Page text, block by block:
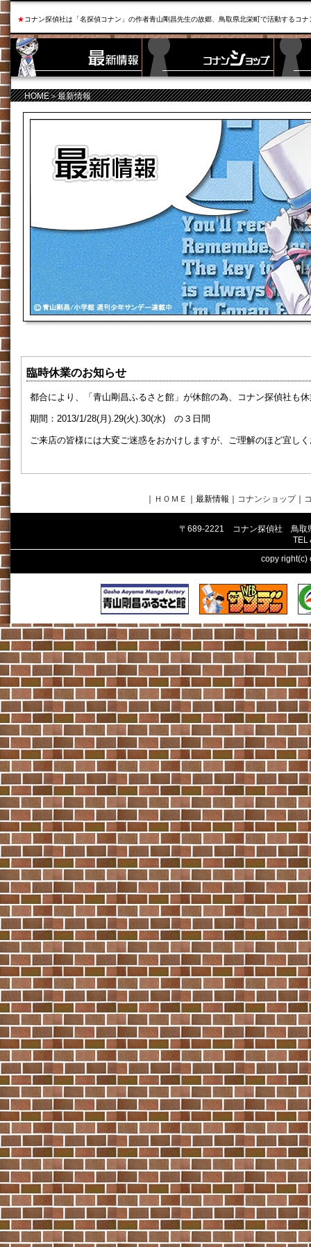
★コナン探偵社は「名探偵コナン」の作者青山剛昌先生の故郷、鳥取県北栄町で活動するコ
HOME＞最新情報
臨時休業のお知らせ
都合により、「青山剛昌ふるさと館」が休館の為、コナン探偵社も
期間：2013/1/28(月).29(火).30(水) の３日間
ご来店の皆様には大変ご迷惑をおかけしますが、ご理解のほど宜し
ＨＯＭＥ ｜最新情報 コナンショップ｜
〒689-2221 コナン探偵社 鳥取
TEL
copy right(c)